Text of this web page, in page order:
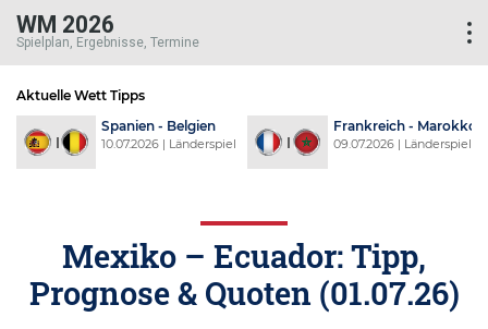
WM 2026
Spielplan, Ergebnisse, Termine
Aktuelle Wett Tipps
Spanien - Belgien
10.07.2026 | Länderspiel
Frankreich - Marokko
09.07.2026 | Länderspiel
Mexiko – Ecuador: Tipp,
Prognose & Quoten (01.07.26)